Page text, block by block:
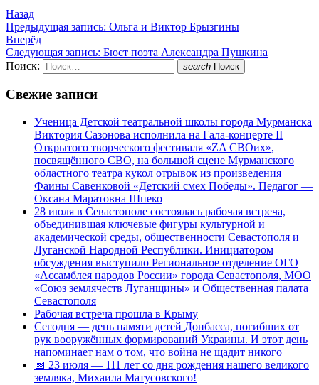
Назад
Предыдущая запись: Ольга и Виктор Брызгины
Вперёд
Следующая запись: Бюст поэта Александра Пушкина
Поиск:
search Поиск
Свежие записи
Ученица Детской театральной школы города Мурманска
Виктория Сазонова исполнила на Гала-концерте II
Открытого творческого фестиваля «ZA СВОих»,
посвящённого СВО, на большой сцене Мурманского
областного театра кукол отрывок из произведения
Фаины Савенковой «Детский смех Победы». Педагог —
Оксана Маратовна Шпеко
28 июля в Севастополе состоялась рабочая встреча,
объединившая ключевые фигуры культурной и
академической среды, общественности Севастополя и
Луганской Народной Республики. Инициатором
обсуждения выступило Региональное отделение ОГО
«Ассамблея народов России» города Севастополя, МОО
«Союз землячеств Луганщины» и Общественная палата
Севастополя
Рабочая встреча прошла в Крыму
Сегодня — день памяти детей Донбасса, погибших от
рук вооружённых формирований Украины. И этот день
напоминает нам о том, что война не щадит никого
📅 23 июля — 111 лет со дня рождения нашего великого
земляка, Михаила Матусовского!